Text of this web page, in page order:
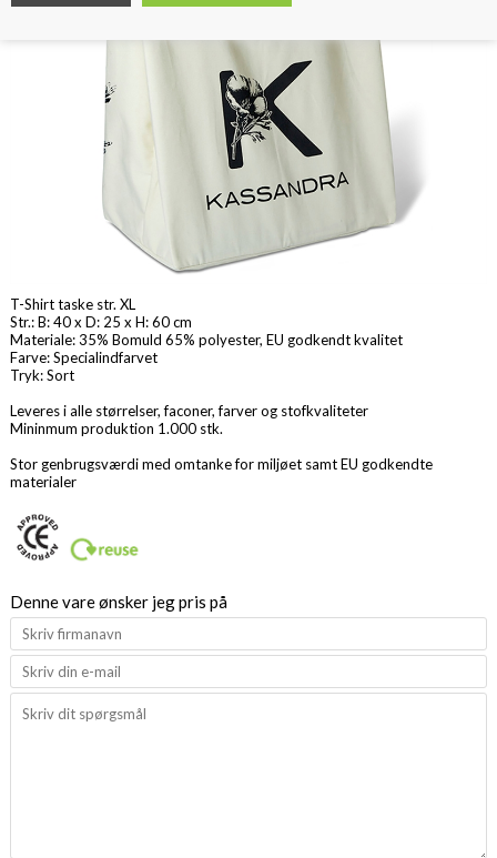
T-Shirt taske str. XL
Str.: B: 40 x D: 25 x H: 60 cm
Materiale: 35% Bomuld 65% polyester, EU godkendt kvalitet
Farve: Specialindfarvet
Tryk: Sort
Leveres i alle størrelser, faconer, farver og stofkvaliteter
Mininmum produktion 1.000 stk.
Stor genbrugsværdi med omtanke for miljøet samt EU godkendte
materialer
Denne vare ønsker jeg pris på